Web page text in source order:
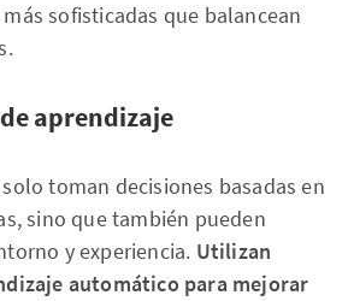
sofisticadas que balancean
aprendizaje
toman decisiones basadas en
sino que también pueden
y experiencia. Utilizan
automático para mejorar